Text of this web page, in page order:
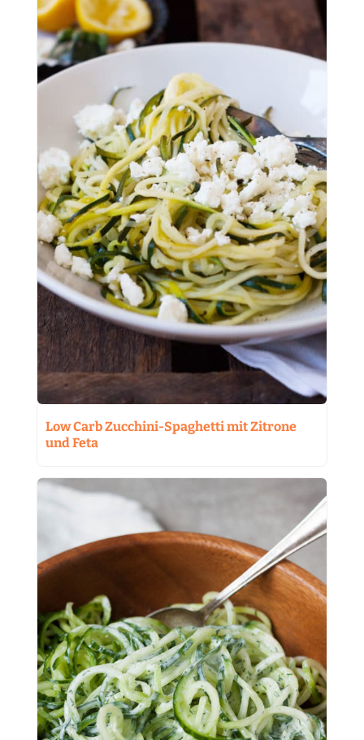
Low Carb Zucchini-Spaghetti mit Zitrone
und Feta